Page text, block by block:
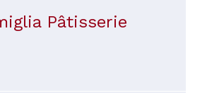
Pâtisserie